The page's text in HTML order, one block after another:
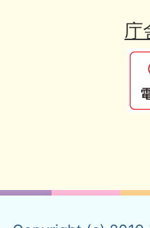
庁